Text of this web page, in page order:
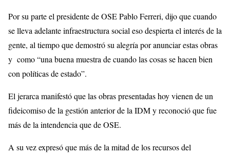
Por su parte el presidente de OSE Pablo Ferreri, dijo que cuando
se lleva adelante infraestructura social eso despierta el interés de la
gente, al tiempo que demostró su alegría por anunciar estas obras
y como “una buena muestra de cuando las cosas se hacen bien
con políticas de estado”.
El jerarca manifestó que las obras presentadas hoy vienen de un
fideicomiso de la gestión anterior de la IDM y reconoció que fue
más de la intendencia que de OSE.
A su vez expresó que más de la mitad de los recursos del